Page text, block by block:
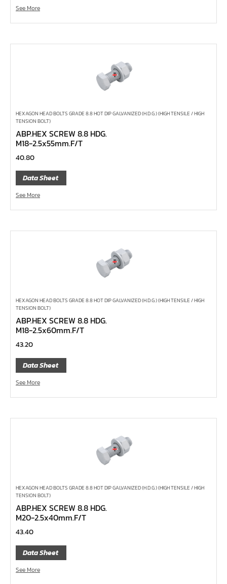
ไขควง Koken
ข้อต่อ
ด้ามขันบ๊อกซ์, ด้ามเลื่อน, ด้ามขันตัวแอล, ด้ามควง
ประแจตะขอ
ประแจ L หกเหลี่ยม,ท๊อกซ์,หัวบ๊อกซ์
เหล็กส่ง, เหล็กสกัด, เหล็กตอก
ค้อน
คีม
เครื่องมืองานไฟฟ้าแรงสูง
เครื่องมือก่อสร้าง
ข้อต่อทองเหลือง,copperลม
เครื่องยิงรีเวทนัท
ประแจหกเหลี่ยม
แปรงทาสี
ลูกบ๊อกซ์ การบิน AeroSpace Standard AS954E สั้น ยาว
ไขควงหัวบ๊อกซ์
ไขควงสลับ
ไขควงแบน
ไขควงแฉก Pozi
ไขควงแฉก
See More
HEXAGON HEAD BOLTS GRADE 8.8 HOT DIP GALVANIZED (H.D.G.) (HIGH TENSILE / HIGH
TENSION BOLT)
ABP.HEX SCREW 8.8 HDG.
M18-2.5x55mm.F/T
40.80
Data Sheet
See More
HEXAGON HEAD BOLTS GRADE 8.8 HOT DIP GALVANIZED (H.D.G.) (HIGH TENSILE / HIGH
TENSION BOLT)
ABP.HEX SCREW 8.8 HDG.
M18-2.5x60mm.F/T
43.20
Data Sheet
See More
HEXAGON HEAD BOLTS GRADE 8.8 HOT DIP GALVANIZED (H.D.G.) (HIGH TENSILE / HIGH
TENSION BOLT)
ABP.HEX SCREW 8.8 HDG.
M20-2.5x40mm.F/T
43.40
Data Sheet
See More